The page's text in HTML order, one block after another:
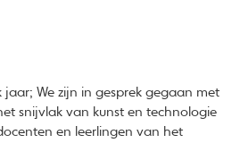
jaar; We zijn in gesprek gegaan met
snijvlak van kunst en technologie
en leerlingen van het